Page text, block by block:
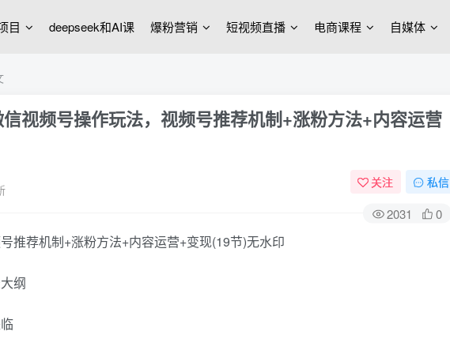
目 deepseek和AI课 爆粉营销 短视频直播 电商课程 自媒体
信视频号操作玩法，视频号推荐机制+涨粉方法+内容运营
关注 私信
2031 0
纲